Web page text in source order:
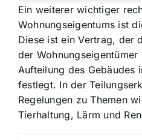
Ein weiterer wichtiger
Wohnungseigentums ist
Diese ist ein Vertrag, der
der
Aufteilung des Gebäudes
festlegt. In der
Regelungen zu Themen
Tierhaltung, Lärm und